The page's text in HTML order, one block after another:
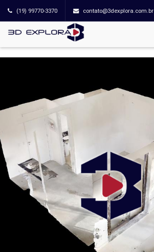
(19) 99770-3370 contato@3dexplora.com.br